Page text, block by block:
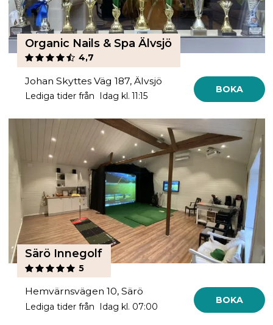
Organic Nails & Spa Älvsjö
4,7
Johan Skyttes Väg 187, Älvsjö
Lediga tider från Idag kl. 11:15
BOKA
Särö Innegolf
5
Hemvärnsvägen 10, Särö
Lediga tider från Idag kl. 07:00
BOKA